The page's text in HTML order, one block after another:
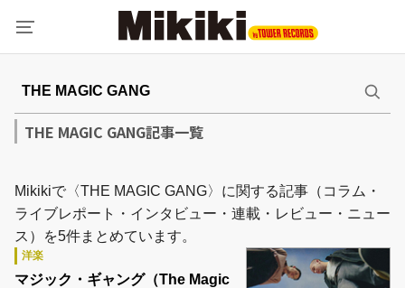
THE MAGIC GANG記事一覧
Mikikiで〈THE MAGIC GANG〉に関する記事（コラム・
ライブレポート・インタビュー・連載・レビュー・ニュー
ス）を5件まとめています。
洋楽
マジック・ギャング（The Magic